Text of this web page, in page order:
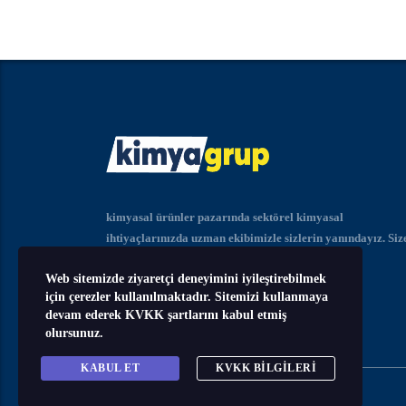
kimyasal ürünler pazarında sektörel kimyasal
ihtiyaçlarınızda uzman ekibimizle sizlerin yanındayız.
Web sitemizde ziyaretçi deneyimini iyileştirebilmek
için çerezler kullanılmaktadır. Sitemizi kullanmaya
devam ederek KVKK şartlarını kabul etmiş
olursunuz.
KABUL ET KVKK BILGILERI